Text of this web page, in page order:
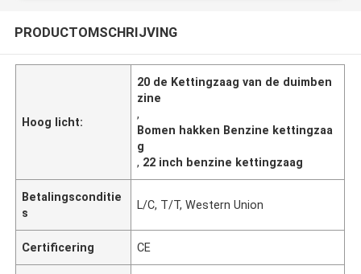
PRODUCTOMSCHRIJVING
Hoog licht:
20 de Kettingzaag van de duimben
zine
,
Bomen hakken Benzine kettingzaa
g
, 22 inch benzine kettingzaag
Betalingsconditie
s
L/C, T/T, Western Union
Certificering CE